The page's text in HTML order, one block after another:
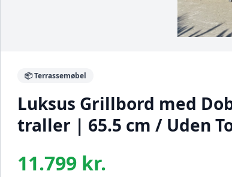
📦 Terrassemøbel
Luksus Grillbord med
traller | 65.5 cm / Uden
11.799 kr.